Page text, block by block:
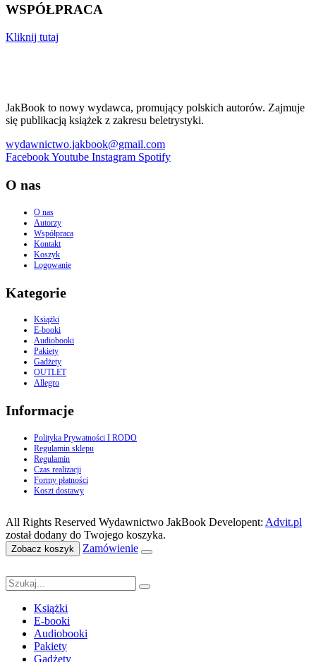
WSPÓŁPRACA
Kliknij tutaj
JakBook to nowy wydawca, promujący polskich autorów. Zajmuje
się publikacją książek z zakresu beletrystyki.
wydawnictwo.jakbook@gmail.com
FacebookYoutube Instagram Spotify
O nas
O nas
Autorzy
Współpraca
Kontakt
Koszyk
Logowanie
Kategorie
Książki
E-booki
Audiobooki
Pakiety
Gadżety
OUTLET
Allegro
Informacje
Polityka Prywatności I RODO
Regulamin sklepu
Regulamin
Czas realizacji
Formy płatności
Koszt dostawy
All Rights Reserved Wydawnictwo JakBook Developent: Advit.pl
został dodany do Twojego koszyka.
Zobacz koszyk Zamówienie
Książki
E-booki
Audiobooki
Pakiety
Gadżety